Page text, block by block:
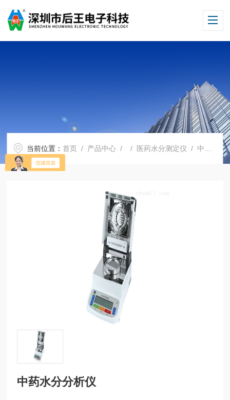
当前位置：首页 / 产品中心 / / 医药水分测定仪 / 中药水分分析仪
中药水分分析仪